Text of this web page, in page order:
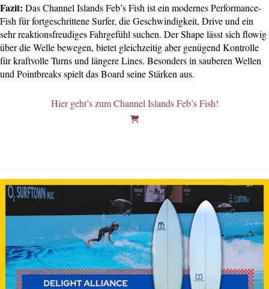
Fazit: Das Channel Islands Feb’s Fish ist ein modernes Performance-
Fish für fortgeschrittene Surfer, die Geschwindigkeit, Drive und ein
sehr reaktionsfreudiges Fahrgefühl suchen. Der Shape lässt sich flowig
über die Welle bewegen, bietet gleichzeitig aber genügend Kontrolle
für kraftvolle Turns und längere Lines. Besonders in sauberen Wellen
und Pointbreaks spielt das Board seine Stärken aus.
Hier geht’s zum Channel Islands Feb’s Fish!